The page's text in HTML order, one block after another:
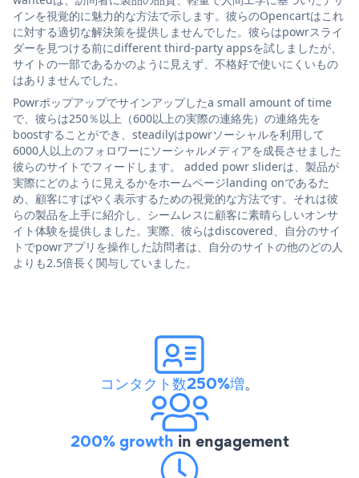
インを視覚的に魅力的な方法で示します。彼らのOpencartはこれ
に対する適切な解決策を提供しませんでした。彼らはpowrスライ
ダーを見つける前にdifferent third-party appsを試しましたが、
サイトの一部であるかのように見えず、不格好で使いにくいもの
はありませんでした。
Powrポップアップでサインアップしたa small amount of time
で、彼らは250％以上（600以上の実際の連絡先）の連絡先を
boostすることができ、steadilyはpowrソーシャルを利用して
6000人以上のフォロワーにソーシャルメディアを成長させました
彼らのサイトでフィードします。 added powr sliderは、製品が
実際にどのように見えるかをホームページlanding onであるた
め、顧客にすばやく表示するための視覚的な方法です。それは彼
らの製品を上手に紹介し、シームレスに顧客に素晴らしいオンサ
イト体験を提供しました。実際、彼らはdiscovered、自分のサイ
トでpowrアプリを操作した訪問者は、自分のサイトの他のどの人
よりも2.5倍長く関与していました。
コンタクト数250%増。
200% growth in engagement